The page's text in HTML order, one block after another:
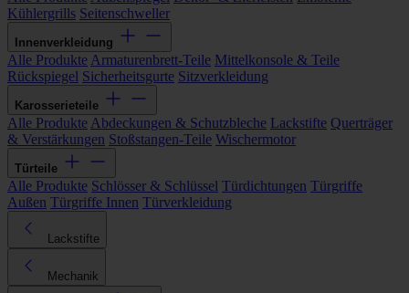
Kühlergrills Seitenschweller
Innenverkleidung
Alle Produkte Armaturenbrett-Teile Mittelkonsole & Teile
Rückspiegel Sicherheitsgurte Sitzverkleidung
Karosserieteile
Alle Produkte Abdeckungen & Schutzbleche Lackstifte Querträger
& Verstärkungen Stoßstangen-Teile Wischermotor
Türteile
Alle Produkte Schlösser & Schlüssel Türdichtungen Türgriffe
Außen Türgriffe Innen Türverkleidung
Lackstifte
Mechanik